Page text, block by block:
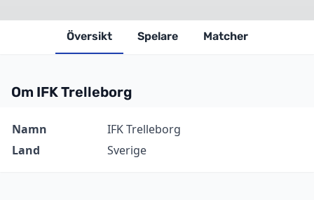
Översikt Spelare Matcher
Om IFK Trelleborg
Information Värde
Namn
IFK Trelleborg
Land
Sverige